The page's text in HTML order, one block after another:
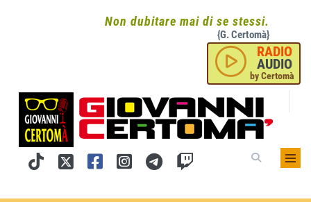
Non dubitare mai di se stessi.
{G. Certomà}
RADIO
AUDIO
by Certomà